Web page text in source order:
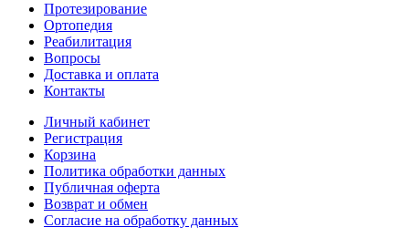
Протезирование
Ортопедия
Реабилитация
Вопросы
Доставка и оплата
Контакты
Личный кабинет
Регистрация
Корзина
Политика обработки данных
Публичная оферта
Возврат и обмен
Согласие на обработку данных